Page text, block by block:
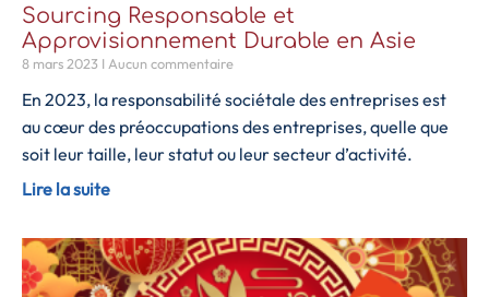
Sourcing Responsable et
Approvisionnement Durable en Asie
8 mars 2023 Aucun commentaire
En 2023, la responsabilité sociétale des entreprises est
au cœur des préoccupations des entreprises, quelle que
soit leur taille, leur statut ou leur secteur d’activité.
Lire la suite